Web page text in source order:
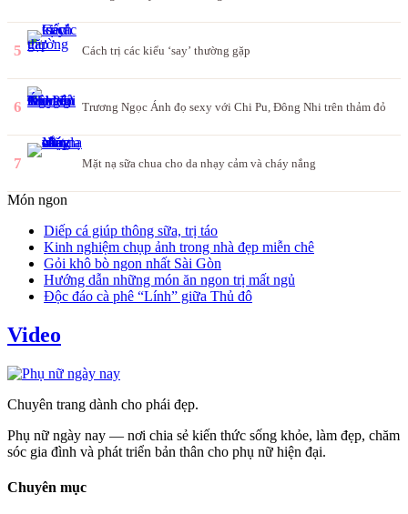
5 Cách trị các kiểu ‘say’ thường gặp
6 Trương Ngọc Ánh đọ sexy với Chi Pu, Đông Nhi trên thảm đỏ
7 Mặt nạ sữa chua cho da nhạy cảm và cháy nắng
Món ngon
Diếp cá giúp thông sữa, trị táo
Kinh nghiệm chụp ảnh trong nhà đẹp miễn chê
Gỏi khô bò ngon nhất Sài Gòn
Hướng dẫn những món ăn ngon trị mất ngủ
Độc đáo cà phê “Lính” giữa Thủ đô
Video
Chuyên trang dành cho phái đẹp.
Phụ nữ ngày nay — nơi chia sẻ kiến thức sống khỏe, làm đẹp, chăm
sóc gia đình và phát triển bản thân cho phụ nữ hiện đại.
Chuyên mục